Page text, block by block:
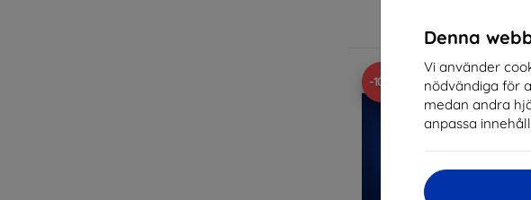
Denna
Vi använder
nödvändiga för
medan andra
anpassa
I lager 3 st
-10%